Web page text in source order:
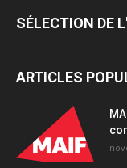
SÉLECTION DE
ARTICLES